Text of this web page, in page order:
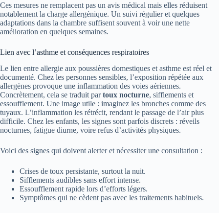
Ces mesures ne remplacent pas un avis médical mais elles réduisent
notablement la charge allergénique. Un suivi régulier et quelques
adaptations dans la chambre suffisent souvent à voir une nette
amélioration en quelques semaines.
Lien avec l’asthme et conséquences respiratoires
Le lien entre allergie aux poussières domestiques et asthme est réel et
documenté. Chez les personnes sensibles, l’exposition répétée aux
allergènes provoque une inflammation des voies aériennes.
Concrètement, cela se traduit partoux nocturne, sifflements et
essoufflement. Une image utile : imaginez les bronches comme des
tuyaux. L’inflammation les rétrécit, rendant le passage de l’air plus
difficile. Chez les enfants, les signes sont parfois discrets : réveils
nocturnes, fatigue diurne, voire refus d’activités physiques.
Voici des signes qui doivent alerter et nécessiter une consultation :
Crises de toux persistante, surtout la nuit.
Sifflements audibles sans effort intense.
Essoufflement rapide lors d’efforts légers.
Symptômes qui ne cèdent pas avec les traitements habituels.